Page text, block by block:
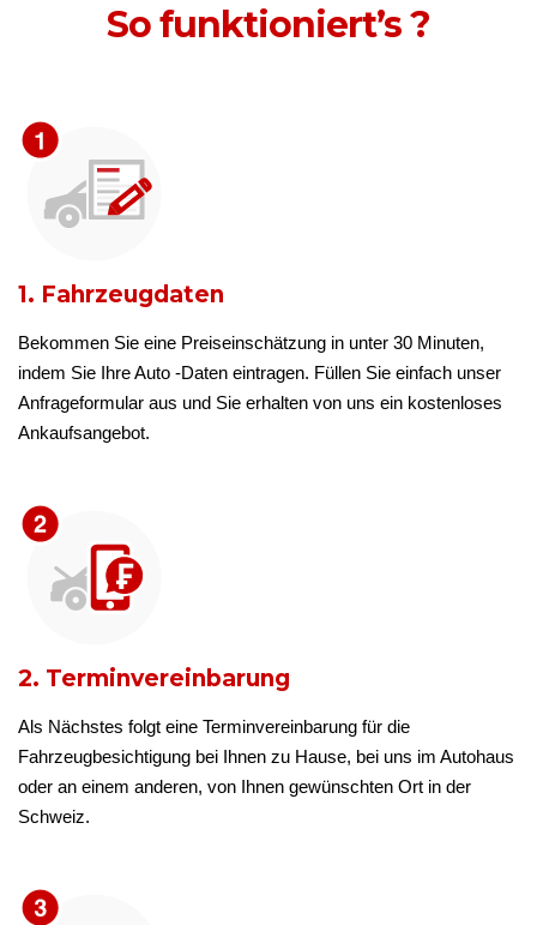
So funktioniert’s ?
1. Fahrzeugdaten
Bekommen Sie eine Preiseinschätzung in unter 30 Minuten,
indem Sie Ihre Auto -Daten eintragen. Füllen Sie einfach unser
Anfrageformular aus und Sie erhalten von uns ein kostenloses
Ankaufsangebot.
2. Terminvereinbarung
Als Nächstes folgt eine Terminvereinbarung für die
Fahrzeugbesichtigung bei Ihnen zu Hause, bei uns im Autohaus
oder an einem anderen, von Ihnen gewünschten Ort in der
Schweiz.